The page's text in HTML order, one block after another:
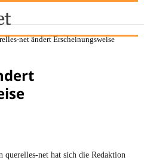
net ändert Erscheinungsweise
querelles-net hat sich die Redaktion